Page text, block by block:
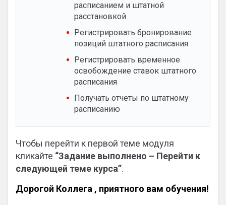
расписанием и штатной
расстановкой
Регистрировать бронирование
позиций штатного расписания
Регистрировать временное
освобождение ставок штатного
расписания
Получать отчеты по штатному
расписанию
Чтобы перейти к первой теме модуля
кликайте “Задание выполнено – Перейти к
следующей теме курса”.
Дорогой Коллега , приятного вам обучения!